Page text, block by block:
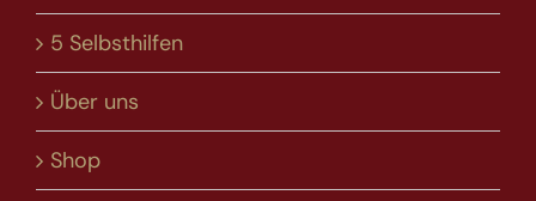
5 Selbsthilfen
Über uns
Shop